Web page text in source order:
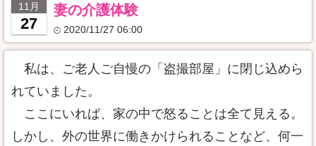
11月
27
妻の介護体験
2020/11/27 06:00
私は、ご老人ご自慢の「盗撮部屋」に閉じ込めら
れていました。
ここにいれば、家の中で怒ることは全て見える。
しかし、外の世界に働きかけられることなど、何一